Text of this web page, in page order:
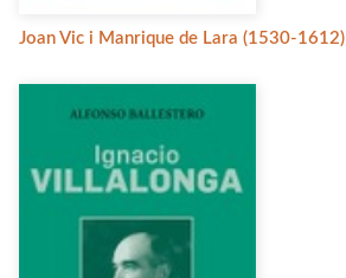
Joan Vic i Manrique de Lara (1530-1612)